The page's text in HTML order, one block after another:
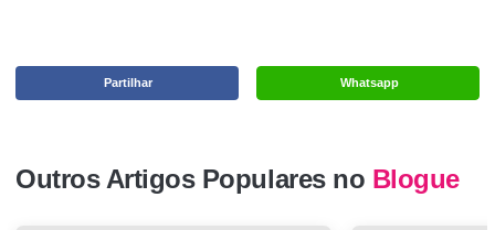
Whatsapp
Partilhar
Outros Artigos Populares no Blogue